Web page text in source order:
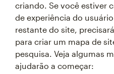
criando. Se você estiver
de experiência do
restante do site,
para criar um mapa de
pesquisa. Veja algumas
ajudarão a começar: